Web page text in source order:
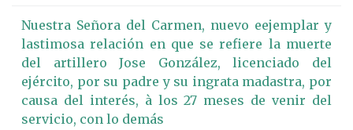
Nuestra Señora del Carmen, nuevo eejemplar y
lastimosa relación en que se refiere la muerte
del artillero Jose González, licenciado del
ejército, por su padre y su ingrata madastra, por
causa del interés, à los 27 meses de venir del
servicio, con lo demás